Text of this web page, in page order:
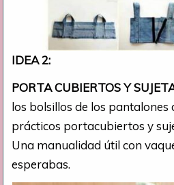
IDEA 2:
PORTA CUBIERTOS Y
los bolsillos de los pantalones
prácticos portacubiertos y
Una manualidad útil con
esperabas.